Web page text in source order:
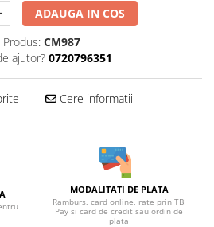
ADAUGA IN COS
Produs: CM987
ajutor? 0720796351
Cere informatii
MODALITATI DE PLATA
Ramburs, card online, rate prin TBI
Pay si card de credit sau ordin de
plata